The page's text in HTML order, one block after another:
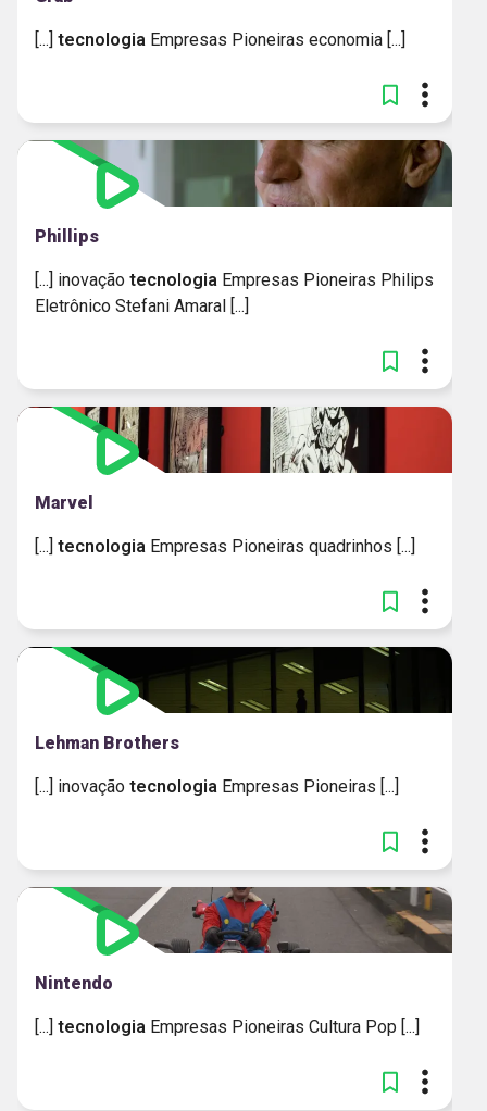
[...] tecnologia Empresas Pioneiras economia [...]
Phillips
[...] inovação tecnologia Empresas Pioneiras Philips
Eletrônico Stefani Amaral [...]
Marvel
[...] tecnologia Empresas Pioneiras quadrinhos [...]
Lehman Brothers
[...] inovação tecnologia Empresas Pioneiras [...]
Nintendo
[...] tecnologia Empresas Pioneiras Cultura Pop [...]